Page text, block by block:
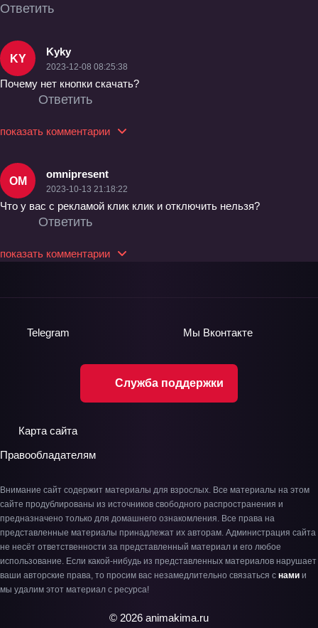
Ответить
KY
Kyky
2023-12-08 08:25:38
Почему нет кнопки скачать?
Ответить
показать комментарии
OM
omnipresent
2023-10-13 21:18:22
Что у вас с рекламой клик клик и отключить нельзя?
Ответить
показать комментарии
Служба поддержки
Telegram Мы Вконтакте
Карта сайта
Правообладателям
Внимание сайт содержит материалы для взрослых. Все материалы на этом
сайте продублированы из источников свободного распространения и
предназначено только для домашнего ознакомления. Все права на
представленные материалы принадлежат их авторам. Администрация сайта
не несёт ответственности за представленный материал и его любое
использование. Если какой-нибудь из представленных материалов нарушает
ваши авторские права, то просим вас незамедлительно связаться с нами и
мы удалим этот материал с ресурса!
© 2026 animakima.ru